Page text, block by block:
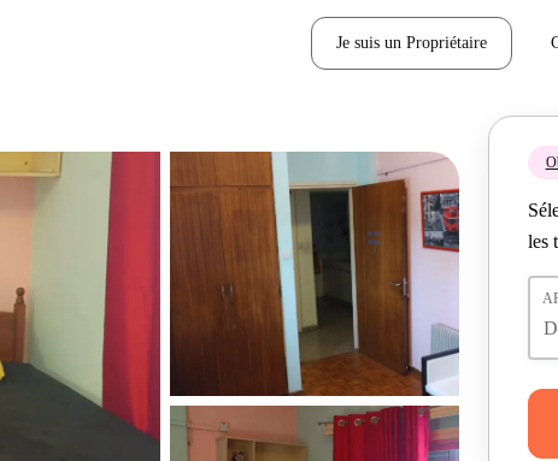
Je suis un Propriétaire
les